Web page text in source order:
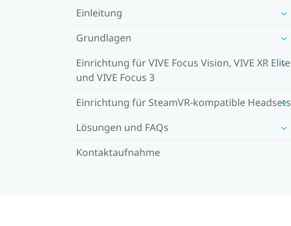
Einleitung
Grundlagen
Einrichtung für VIVE Focus Vision, VIVE XR Elite
und VIVE Focus 3
Einrichtung für SteamVR-kompatible Headsets
Lösungen und FAQs
Kontaktaufnahme